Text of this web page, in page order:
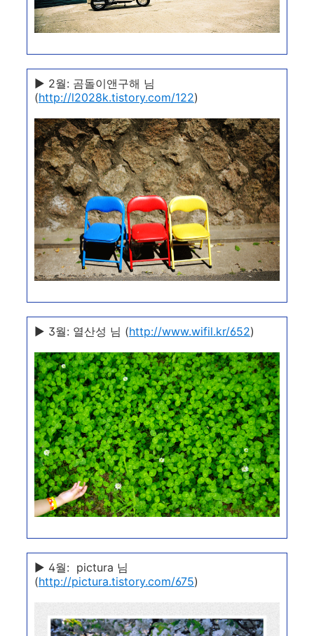
▶ 2월: 곰돌이앤구해 님
(http://l2028k.tistory.com/122)
▶ 3월: 열산성 님 (http://www.wifil.kr/652)
▶ 4월: pictura 님
(http://pictura.tistory.com/675)